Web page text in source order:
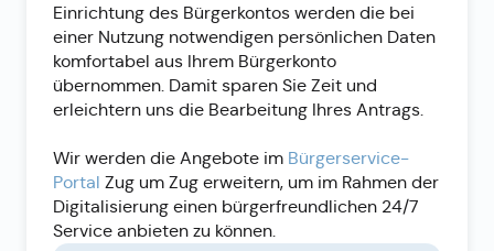
Einrichtung des Bürgerkontos werden die bei
einer Nutzung notwendigen persönlichen Daten
komfortabel aus Ihrem Bürgerkonto
übernommen. Damit sparen Sie Zeit und
erleichtern uns die Bearbeitung Ihres Antrags.
Wir werden die Angebote im Bürgerservice-
Portal Zug um Zug erweitern, um im Rahmen der
Digitalisierung einen bürgerfreundlichen 24/7
Service anbieten zu können.